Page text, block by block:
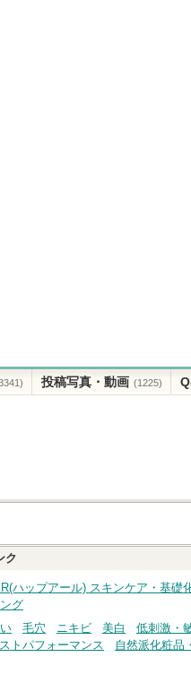
投稿写真・動画 (1225)
ク
ハップアール) スキンケア・基礎
グ
毛穴 ニキビ 美白 低刺激・
トパフォーマンス 自然派化粧品